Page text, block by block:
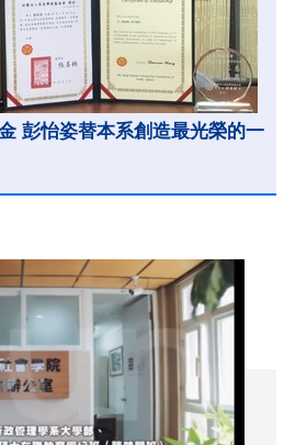
彭怡姿替本系創造最光榮的一